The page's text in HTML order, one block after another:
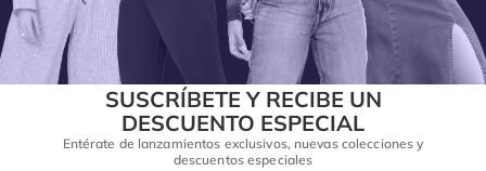
SUSCRÍBETE Y RECIBE UN
DESCUENTO ESPECIAL
Entérate de lanzamientos exclusivos, nuevas colecciones y
descuentos especiales